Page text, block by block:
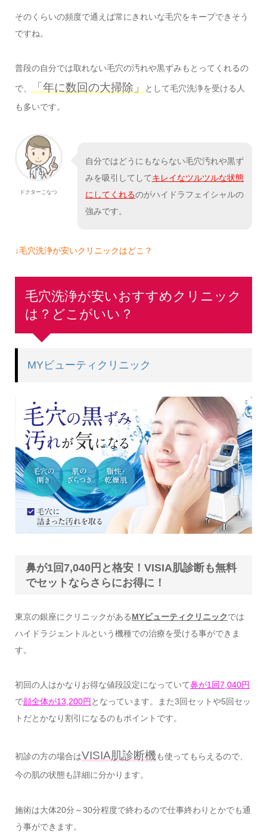
そのくらいの頻度で通えば常にきれいな毛穴をキープできそう
ですね。
普段の自分では取れない毛穴の汚れや黒ずみもとってくれるの
で、 「年に数回の大掃除」
として毛穴洗浄を受ける人
も多いです。
ドクターこなつ
自分ではどうにもならない毛穴汚れや黒ず
みを吸引してしてキレイなツルツルな状態
にしてくれるのがハイドラフェイシャルの
強みです。
↓毛穴洗浄が安いクリニックはどこ？
毛穴洗浄が安いおすすめクリニック
は？どこがいい？
MYビューティクリニック
鼻が1回7,040円と格安！VISIA肌診断も無料
でセットならさらにお得に！
東京の銀座にクリニックがあるMYビューティクリニックでは
ハイドラジェントルという機種での治療を受ける事ができま
す。
初回の人はかなりお得な値段設定になっていて鼻が1回7,040円
で顔全体が13,200円 となっています。また3回セットや5回セッ
トだとかなり割引になるのもポイントです。
初診の方の場合はVISIA肌診断機も使ってもらえるので、
今の肌の状態も詳細に分かります。
施術は大体20分～30分程度で終わるので仕事終わりとかでも通
う事ができます。